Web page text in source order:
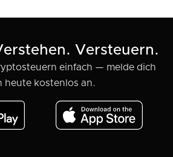
Versteuern.
einfach — melde dich
heute kostenlos an.